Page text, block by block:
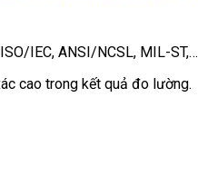
IEC, ANSI/NCSL, MIL-ST,…
cao trong kết quả đo lường.